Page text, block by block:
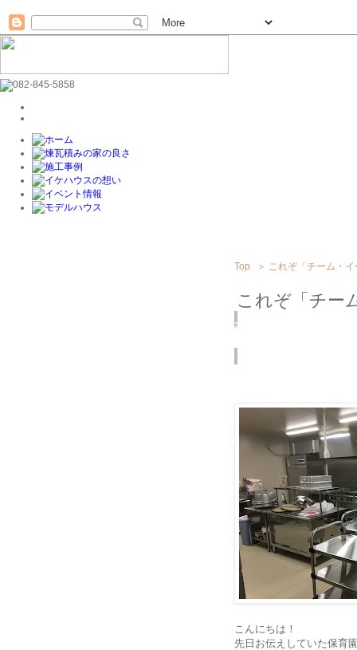
Top ＞ これぞ「チーム・
これぞ「チー
2018
こんにちは！
先日お伝えしていた保育